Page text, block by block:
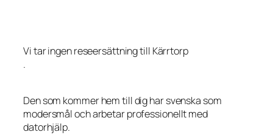
Vi tar ingen reseersättning till Kärrtorp
.
Den som kommer hem till dig har svenska som
modersmål och arbetar professionellt med
datorhjälp.